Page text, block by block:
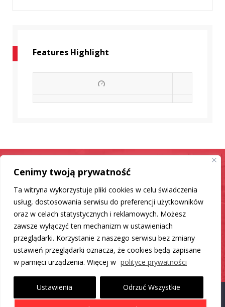
Cenimy twoją prywatność
Ta witryna wykorzystuje pliki cookies w celu świadczenia
usług, dostosowania serwisu do preferencji użytkowników
oraz w celach statystycznych i reklamowych. Możesz
zawsze wyłączyć ten mechanizm w ustawieniach
przeglądarki. Korzystanie z naszego serwisu bez zmiany
ustawień przeglądarki oznacza, że cookies będą zapisane
w pamięci urządzenia. Więcej w polityce prywatności
Ustawienia Odrzuć Wszystkie
Features Highlight
Samochód jak nowy
Mamy dla Ciebie rozwiązanie
DO LISTY PRODUKTÓW
Proudly powered by WordPress|Theme: Carlistings byWP